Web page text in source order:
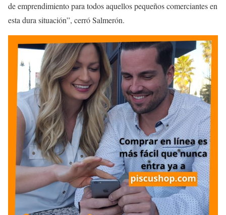
de emprendimiento para todos aquellos pequeños comerciantes en
esta dura situación”, cerró Salmerón.